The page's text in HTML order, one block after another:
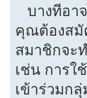
บางทีอา
คุณต้องสมั
สมาชิกจะ
เช่น การใ
เข้าร่วมก